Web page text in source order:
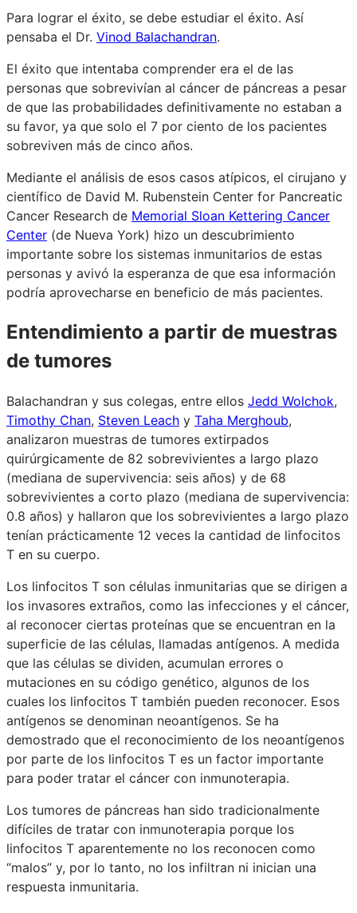
Para lograr el éxito, se debe estudiar el éxito. Así
pensaba el Dr. Vinod Balachandran.
El éxito que intentaba comprender era el de las
personas que sobrevivían al cáncer de páncreas a pesar
de que las probabilidades definitivamente no estaban a
su favor, ya que solo el 7 por ciento de los pacientes
sobreviven más de cinco años.
Mediante el análisis de esos casos atípicos, el cirujano y
científico de David M. Rubenstein Center for Pancreatic
Cancer Research de Memorial Sloan Kettering Cancer
Center (de Nueva York) hizo un descubrimiento
importante sobre los sistemas inmunitarios de estas
personas y avivó la esperanza de que esa información
podría aprovecharse en beneficio de más pacientes.
Entendimiento a partir de muestras
de tumores
Balachandran y sus colegas, entre ellos Jedd Wolchok,
Timothy Chan, Steven Leach y Taha Merghoub,
analizaron muestras de tumores extirpados
quirúrgicamente de 82 sobrevivientes a largo plazo
(mediana de supervivencia: seis años) y de 68
sobrevivientes a corto plazo (mediana de supervivencia:
0.8 años) y hallaron que los sobrevivientes a largo plazo
tenían prácticamente 12 veces la cantidad de linfocitos
T en su cuerpo.
Los linfocitos T son células inmunitarias que se dirigen a
los invasores extraños, como las infecciones y el cáncer,
al reconocer ciertas proteínas que se encuentran en la
superficie de las células, llamadas antígenos. A medida
que las células se dividen, acumulan errores o
mutaciones en su código genético, algunos de los
cuales los linfocitos T también pueden reconocer. Esos
antígenos se denominan neoantígenos. Se ha
demostrado que el reconocimiento de los neoantígenos
por parte de los linfocitos T es un factor importante
para poder tratar el cáncer con inmunoterapia.
Los tumores de páncreas han sido tradicionalmente
difíciles de tratar con inmunoterapia porque los
linfocitos T aparentemente no los reconocen como
“malos” y, por lo tanto, no los infiltran ni inician una
respuesta inmunitaria.